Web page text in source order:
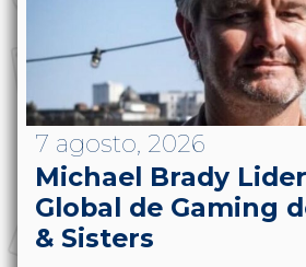
7 agosto, 2026
Michael Brady
Global de Gaming
& Sisters